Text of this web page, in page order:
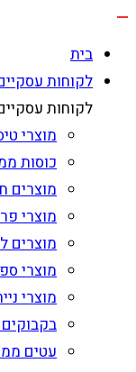
בית
לקוחות
לקוחות
מוצרי
כוסות
מוצרים
מוצרי
מוצרים
מוצרי
מוצרי
עטים